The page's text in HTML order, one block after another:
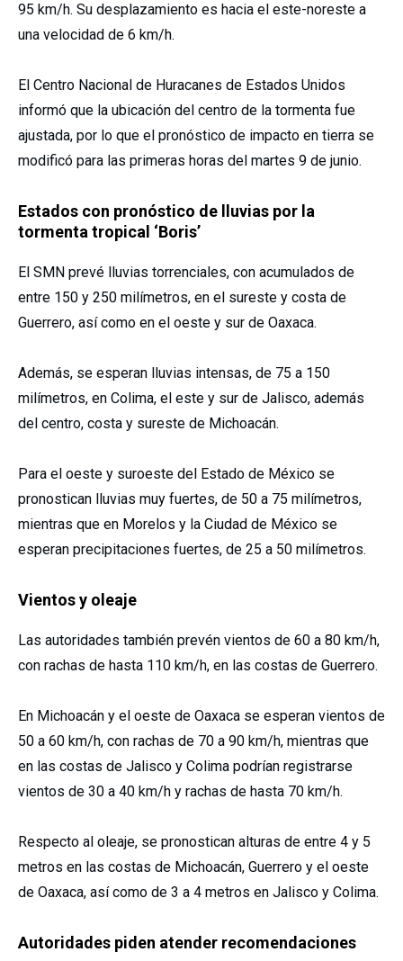
95 km/h. Su desplazamiento es hacia el este-noreste a
una velocidad de 6 km/h.
El Centro Nacional de Huracanes de Estados Unidos
informó que la ubicación del centro de la tormenta fue
ajustada, por lo que el pronóstico de impacto en tierra se
modificó para las primeras horas del martes 9 de junio.
Estados con pronóstico de lluvias por la
tormenta tropical ‘Boris’
El SMN prevé lluvias torrenciales, con acumulados de
entre 150 y 250 milímetros, en el sureste y costa de
Guerrero, así como en el oeste y sur de Oaxaca.
Además, se esperan lluvias intensas, de 75 a 150
milímetros, en Colima, el este y sur de Jalisco, además
del centro, costa y sureste de Michoacán.
Para el oeste y suroeste del Estado de México se
pronostican lluvias muy fuertes, de 50 a 75 milímetros,
mientras que en Morelos y la Ciudad de México se
esperan precipitaciones fuertes, de 25 a 50 milímetros.
Vientos y oleaje
Las autoridades también prevén vientos de 60 a 80 km/h,
con rachas de hasta 110 km/h, en las costas de Guerrero.
En Michoacán y el oeste de Oaxaca se esperan vientos de
50 a 60 km/h, con rachas de 70 a 90 km/h, mientras que
en las costas de Jalisco y Colima podrían registrarse
vientos de 30 a 40 km/h y rachas de hasta 70 km/h.
Respecto al oleaje, se pronostican alturas de entre 4 y 5
metros en las costas de Michoacán, Guerrero y el oeste
de Oaxaca, así como de 3 a 4 metros en Jalisco y Colima.
Autoridades piden atender recomendaciones